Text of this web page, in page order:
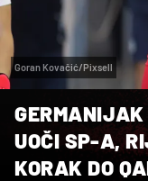
Goran Kovačić/Pixsell
UOČI SP-A,
KORAK DO